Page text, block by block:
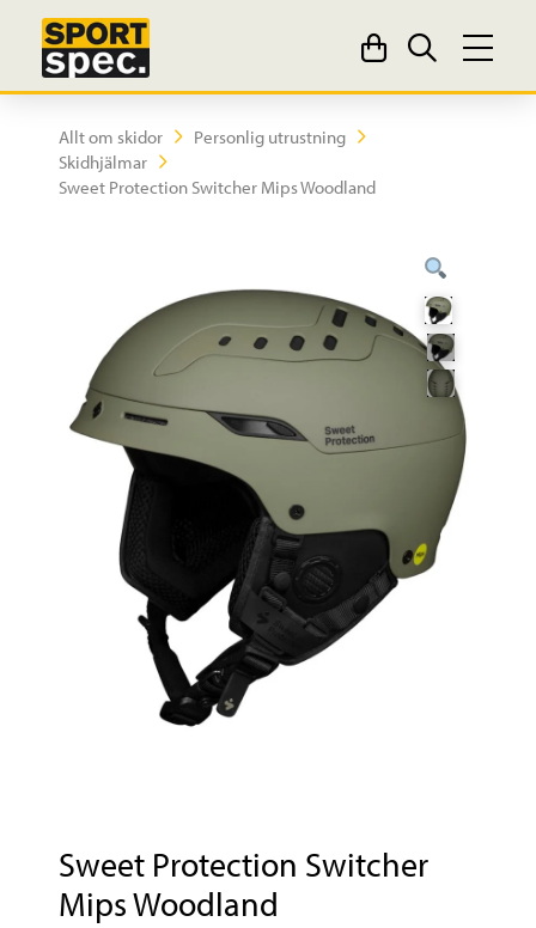
Allt om skidor
Personlig utrustning
Skidhjälmar
Sweet Protection Switcher Mips Woodland
Sweet Protection Switcher
Mips Woodland